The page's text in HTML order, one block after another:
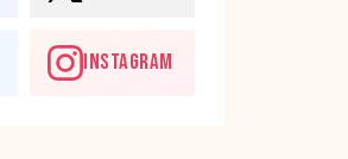
INSTAGRAM